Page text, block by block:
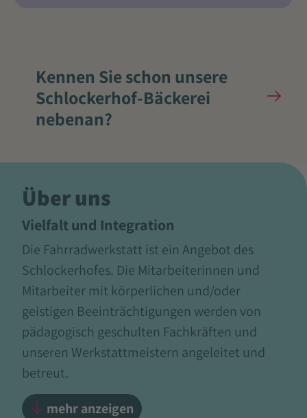
Kennen Sie schon unsere
Schlockerhof-Bäckerei
nebenan?
Über uns
Vielfalt und Integration
Die Fahrradwerkstatt ist ein Angebot des
Schlockerhofes. Die Mitarbeiterinnen und
Mitarbeiter mit körperlichen und/oder
geistigen Beeinträchtigungen werden von
pädagogisch geschulten Fachkräften und
unseren Werkstattmeistern angeleitet und
betreut.
mehr anzeigen